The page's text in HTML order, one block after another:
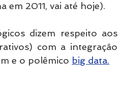
em 2011, vai até hoje).
dizem respeito aos
com a integração
e o polêmico big data.